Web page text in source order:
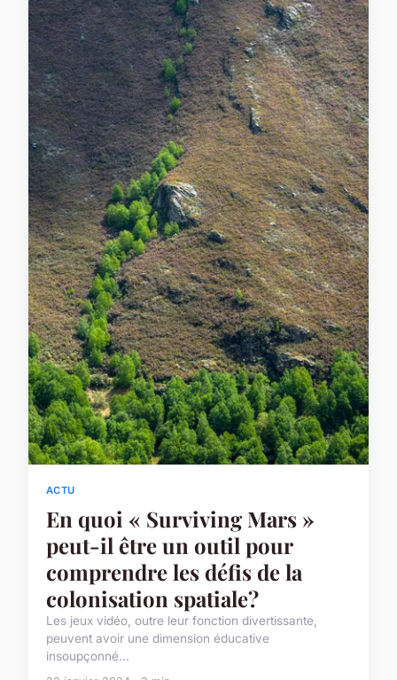
ACTU
En quoi « Surviving Mars »
peut-il être un outil pour
comprendre les défis de la
colonisation spatiale?
Les jeux vidéo, outre leur fonction divertissante,
peuvent avoir une dimension éducative
insoupçonné...